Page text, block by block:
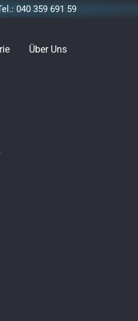
040 359 691 59
Über Uns